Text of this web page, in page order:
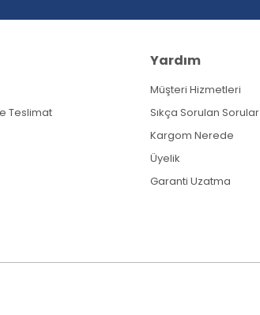
Teslimat
Yardım
Müşteri Hizmetleri
Sıkça Sorulan Sorular
Kargom Nerede
Üyelik
Garanti Uzatma